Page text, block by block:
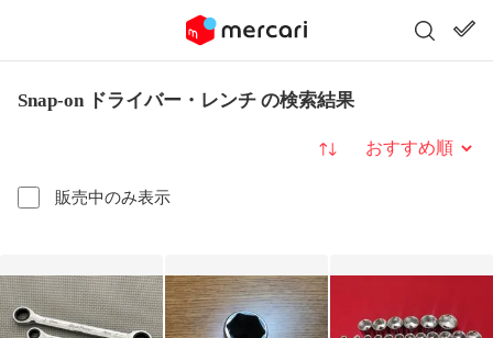
Snap-on ドライバー・レンチ の検索結果
販売中のみ表示
並び替え